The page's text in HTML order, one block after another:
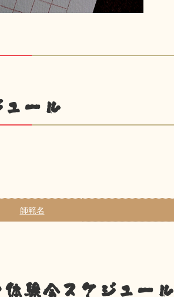
ュール
師範名
体験会スケジュール